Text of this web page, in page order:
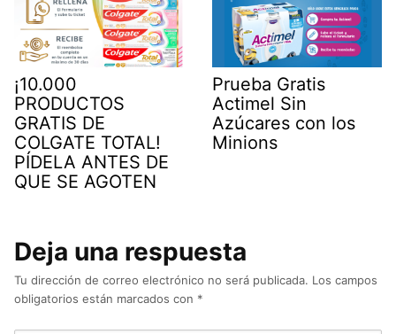
¡10.000
PRODUCTOS
GRATIS DE
COLGATE TOTAL!
PÍDELA ANTES DE
QUE SE AGOTEN
Prueba Gratis
Actimel Sin
Azúcares con los
Minions
Deja una respuesta
Tu dirección de correo electrónico no será publicada. Los campos
obligatorios están marcados con *